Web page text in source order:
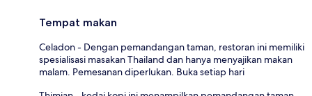
Tempat makan
Celadon - Dengan pemandangan taman, restoran ini memiliki
spesialisasi masakan Thailand dan hanya menyajikan makan
malam. Pemesanan diperlukan. Buka setiap hari